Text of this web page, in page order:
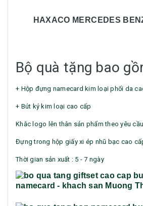
HAXACO MERCEDES
Bộ quà tặng bao
+ Hộp đựng namecard kim loại phối da
+ Bút ký kim loại cao cấp
Khắc logo lên thân sản phẩm theo yêu cầu
Đựng trong hộp giấy xi ép nhũ bạc cao
Thời gian sản xuất : 5 - 7 ngày